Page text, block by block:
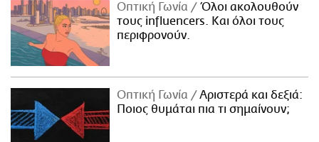
Οπτική Γωνία
Όλοι ακολουθούν
τους influencers. Και όλοι τους
περιφρονούν.
Οπτική Γωνία
Αριστερά και δεξιά:
Ποιος θυμάται πια τι σημαίνουν;